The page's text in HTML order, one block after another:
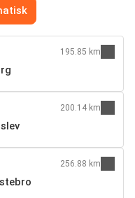
195.85 km
200.14 km
256.88 km